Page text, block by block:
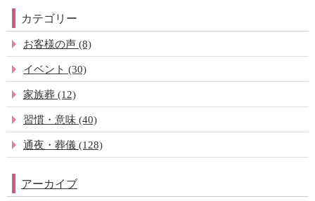
カテゴリー
お客様の声 (8)
イベント (30)
家族葬 (12)
習慣・意味 (40)
通夜・葬儀 (128)
アーカイブ